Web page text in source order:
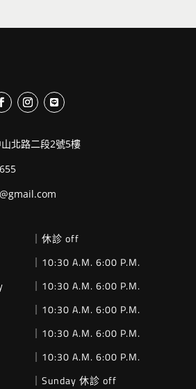
北路二段2號5樓
｜休診 off
｜10:30 A.M. 6:00 P.M.
｜10:30 A.M. 6:00 P.M.
｜10:30 A.M. 6:00 P.M.
｜10:30 A.M. 6:00 P.M.
｜10:30 A.M. 6:00 P.M.
｜Sunday 休診 off